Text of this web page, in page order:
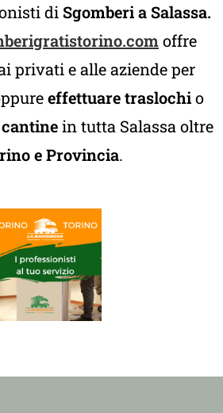
di Sgomberi a Salassa.
offre
privati e alle aziende per
effettuare traslochio
in tutta Salassa oltre
e Provincia.